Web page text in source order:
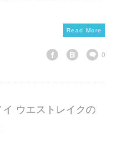
Read More
0
ウエストレイクの